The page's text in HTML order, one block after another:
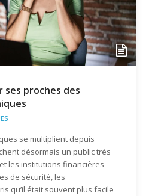
proches des
se multiplient depuis
désormais un public très
les institutions financières
de sécurité, les
qu’il était souvent plus facile